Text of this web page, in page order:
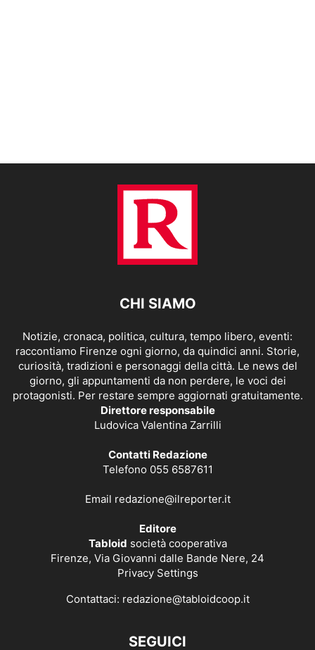
CHI SIAMO
Notizie, cronaca, politica, cultura, tempo libero, eventi:
raccontiamo Firenze ogni giorno, da quindici anni. Storie,
curiosità, tradizioni e personaggi della città. Le news del
giorno, gli appuntamenti da non perdere, le voci dei
protagonisti. Per restare sempre aggiornati gratuitamente.
Direttore responsabile
Ludovica Valentina Zarrilli
Contatti Redazione
Telefono 055 6587611
Email redazione@ilreporter.it
Editore
Tabloid società cooperativa
Firenze, Via Giovanni dalle Bande Nere, 24
Privacy Settings
Contattaci: redazione@tabloidcoop.it
SEGUICI